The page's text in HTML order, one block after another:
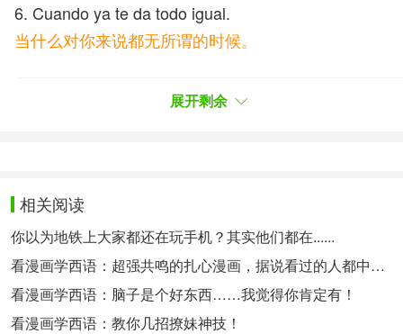
6. Cuando ya te da todo igual.
当什么对你来说都无所谓的时候。
你年纪更大了，不是吗？
未经允许，请勿转载！
相关热点：看漫画学西语 西班牙语就业前景
展开剩余
相关阅读
你以为地铁上大家都还在玩手机？其实他们都在......
看漫画学西语：超强共鸣的扎心漫画，据说看过的人都中枪了！
看漫画学西语：脑子是个好东西……我觉得你肯定有！
看漫画学西语：教你几招撩妹神技！